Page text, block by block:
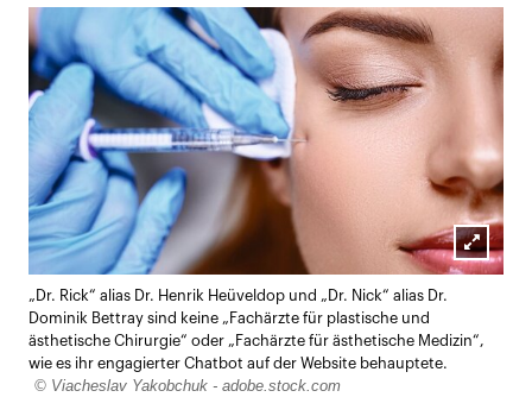
Lightbox
„Dr. Rick“ alias Dr. Henrik Heüveldop und „Dr. Nick“ alias Dr.
Dominik Bettray sind keine „Fachärzte für plastische und
ästhetische Chirurgie“ oder „Fachärzte für ästhetische Medizin“,
wie es ihr engagierter Chatbot auf der Website behauptete.
© Viacheslav Yakobchuk - adobe.stock.com